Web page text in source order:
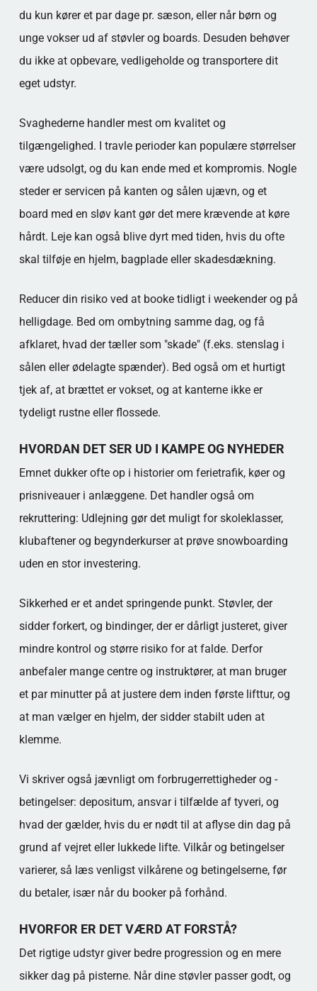
du kun kører et par dage pr. sæson, eller når børn og
unge vokser ud af støvler og boards. Desuden behøver
du ikke at opbevare, vedligeholde og transportere dit
eget udstyr.
Svaghederne handler mest om kvalitet og
tilgængelighed. I travle perioder kan populære størrelser
være udsolgt, og du kan ende med et kompromis. Nogle
steder er servicen på kanten og sålen ujævn, og et
board med en sløv kant gør det mere krævende at køre
hårdt. Leje kan også blive dyrt med tiden, hvis du ofte
skal tilføje en hjelm, bagplade eller skadesdækning.
Reducer din risiko ved at booke tidligt i weekender og på
helligdage. Bed om ombytning samme dag, og få
afklaret, hvad der tæller som "skade" (f.eks. stenslag i
sålen eller ødelagte spænder). Bed også om et hurtigt
tjek af, at brættet er vokset, og at kanterne ikke er
tydeligt rustne eller flossede.
HVORDAN DET SER UD I KAMPE OG NYHEDER
Emnet dukker ofte op i historier om ferietrafik, køer og
prisniveauer i anlæggene. Det handler også om
rekruttering: Udlejning gør det muligt for skoleklasser,
klubaftener og begynderkurser at prøve snowboarding
uden en stor investering.
Sikkerhed er et andet springende punkt. Støvler, der
sidder forkert, og bindinger, der er dårligt justeret, giver
mindre kontrol og større risiko for at falde. Derfor
anbefaler mange centre og instruktører, at man bruger
et par minutter på at justere dem inden første lifttur, og
at man vælger en hjelm, der sidder stabilt uden at
klemme.
Vi skriver også jævnligt om forbrugerrettigheder og -
betingelser: depositum, ansvar i tilfælde af tyveri, og
hvad der gælder, hvis du er nødt til at aflyse din dag på
grund af vejret eller lukkede lifte. Vilkår og betingelser
varierer, så læs venligst vilkårene og betingelserne, før
du betaler, især når du booker på forhånd.
HVORFOR ER DET VÆRD AT FORSTÅ?
Det rigtige udstyr giver bedre progression og en mere
sikker dag på pisterne. Når dine støvler passer godt, og